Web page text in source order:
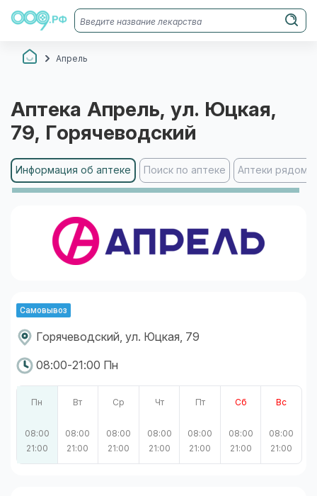
Апрель
Аптека Апрель, ул. Юцкая,
79, Горячеводский
Информация об аптеке Поиск по аптеке Аптеки рядом
Самовывоз
Горячеводский, ул. Юцкая, 79
08:00-21:00 Пн
Пн
08:00
21:00
Вт
08:00
21:00
Ср
08:00
21:00
Чт
08:00
21:00
Пт
08:00
21:00
Сб
08:00
21:00
Вс
08:00
21:00